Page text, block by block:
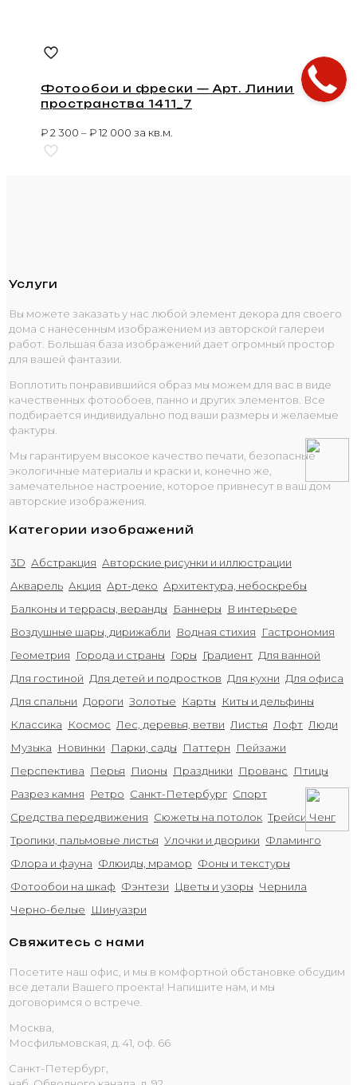
Фотообои и фрески — Арт. Линии
пространства 1411_7
₽2 300 –₽12 000 за кв.м.
Услуги
Вы можете заказать у нас любой элемент декора для своего
дома с нанесенным изображением из авторской галереи
работ. Большая база изображений дает огромный простор
для вашей фантазии.
Воплотить понравившийся образ мы можем для вас в виде
качественных фотообоев, панно и других элементов. Все
подбирается индивидуально под ваши размеры и желаемые
фактуры.
Мы гарантируем высокое качество печати, безопасные
экологичные материалы и краски и, конечно же,
замечательное настроение, которое привнесут в ваш дом
авторские изображения.
Категории изображений
3D Абстракция Авторские рисунки и иллюстрации
Акварель Акция Арт-деко Архитектура, небоскребы
Балконы и террасы, веранды
Баннеры
В интерьере
Воздушные шары, дирижабли
Водная стихия
Гастрономия
Геометрия
Города и страны Горы Градиент Для ванной
Для гостиной Для детей и подростков Для кухни Для офиса
Для спальни Дороги Золотые Карты
Киты и дельфины
Классика
Космос Лес, деревья, ветви Листья Лофт Люди
Музыка
Новинки Парки, сады Паттерн
Пейзажи
Перспектива
Перья Пионы Праздники Прованс
Птицы
Разрез камня
Ретро Санкт-Петербург Спорт
Средства передвижения Сюжеты на потолок Трейси Ченг
Тропики, пальмовые листья Улочки и дворики Фламинго
Флора и фауна Флюиды, мрамор Фоны и текстуры
Фотообои на шкаф Фэнтези Цветы и узоры Чернила
Черно-белые
Шинуазри
Свяжитесь с нами
Посетите наш офис, и мы в комфортной обстановке обсудим
все детали Вашего проекта! Напишите нам, и мы
договоримся о встрече.
Москва,
Мосфильмовская, д. 41, оф. 66
Санкт-Петербург,